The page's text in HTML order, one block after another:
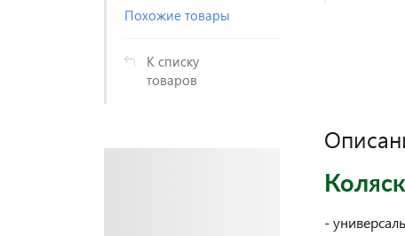
Похожие товары
К списку
товаров
-